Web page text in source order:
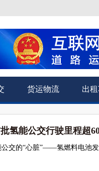
货运物流 出
氢能公交行驶里程超
交的“心脏”——氢燃料电池发